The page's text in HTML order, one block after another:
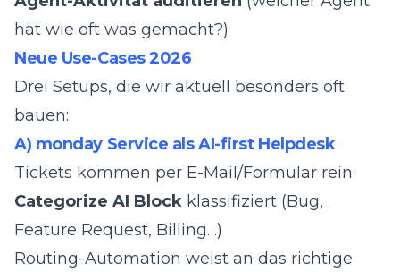
hat wie oft was gemacht?)
Neue Use-Cases 2026
Drei Setups, die wir aktuell besonders oft
bauen:
A) monday Service als AI-first Helpdesk
Tickets kommen per E-Mail/Formular rein
Categorize AI Block klassifiziert (Bug,
Feature Request, Billing…)
Routing-Automation weist an das richtige